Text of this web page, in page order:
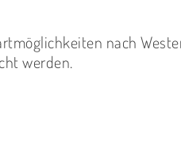
nach
werden.